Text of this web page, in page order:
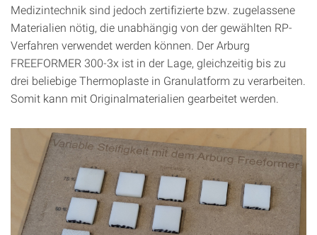
Medizintechnik sind jedoch zertifizierte bzw. zugelassene
Materialien nötig, die unabhängig von der gewählten RP-
Verfahren verwendet werden können. Der Arburg
FREEFORMER 300-3x ist in der Lage, gleichzeitig bis zu
drei beliebige Thermoplaste in Granulatform zu verarbeiten.
Somit kann mit Originalmaterialien gearbeitet werden.